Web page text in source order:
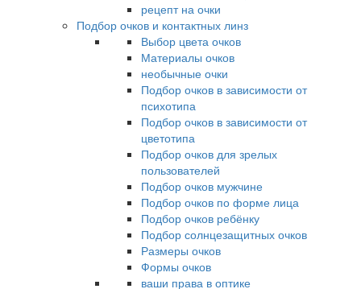
рецепт на очки
Подбор очков и контактных линз
Выбор цвета очков
Материалы очков
необычные очки
Подбор очков в зависимости от
психотипа
Подбор очков в зависимости от
цветотипа
Подбор очков для зрелых
пользователей
Подбор очков мужчине
Подбор очков по форме лица
Подбор очков ребёнку
Подбор солнцезащитных очков
Размеры очков
Формы очков
ваши права в оптике